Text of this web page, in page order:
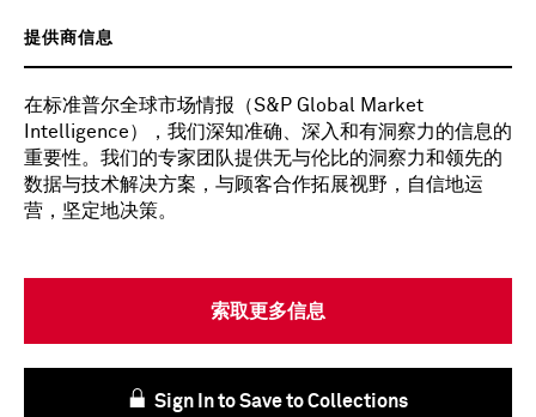
提供商信息
在标准普尔全球市场情报（S&P Global Market
Intelligence），我们深知准确、深入和有洞察力的信息的
重要性。我们的专家团队提供无与伦比的洞察力和领先的
数据与技术解决方案，与顾客合作拓展视野，自信地运
营，坚定地决策。
索取更多信息
Sign In to Save to Collections